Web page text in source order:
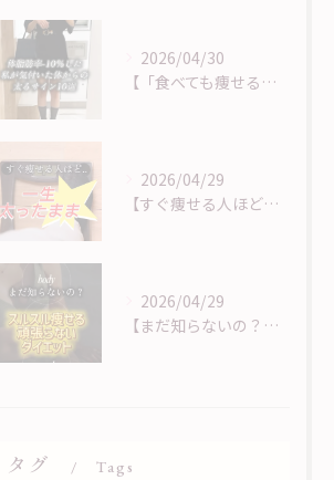
2026/04/30
【「食べても痩せる」は、サインに気づくことから】
2026/04/29
【すぐ痩せる人ほど痩せない？！】
2026/04/29
【まだ知らないの？！頑張らないダイエット】
タグ Tags